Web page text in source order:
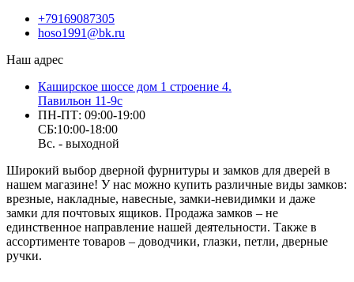
+79169087305
hoso1991@bk.ru
Наш адрес
Каширское шоссе дом 1 строение 4.
Павильон 11-9с
ПН-ПТ: 09:00-19:00
СБ:10:00-18:00
Вс. - выходной
Широкий выбор дверной фурнитуры и замков для дверей в
нашем магазине! У нас можно купить различные виды замков:
врезные, накладные, навесные, замки-невидимки и даже
замки для почтовых ящиков. Продажа замков – не
единственное направление нашей деятельности. Также в
ассортименте товаров – доводчики, глазки, петли, дверные
ручки.